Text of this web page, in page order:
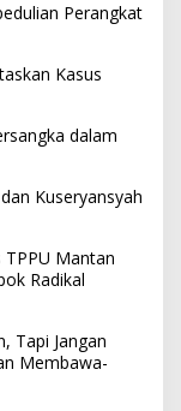
Perangkat
Kasus
dalam
Kuseryansyah
Mantan
Radikal
Tapi Jangan
Membawa-